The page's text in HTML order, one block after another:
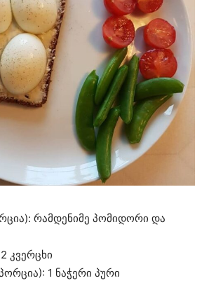
რამდენიმე პომიდორი და
კვერცხი
1 ნაჭერი პური